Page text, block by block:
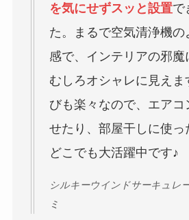
を気にせずスッと設置で
た。まるで空気清浄機の
感で、インテリアの邪魔
むしろオシャレに見えま
びも楽々なので、エアコ
せたり、部屋干しに使っ
どこでも大活躍中です♪
シルキーウインドサーキュレ
ミ